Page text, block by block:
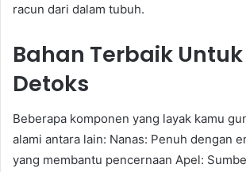
racun dari dalam tubuh.
Bahan Terbaik
Detoks
Beberapa komponen yang layak kamu
alami antara lain: Nanas: Penuh dengan
yang membantu pencernaan Apel: